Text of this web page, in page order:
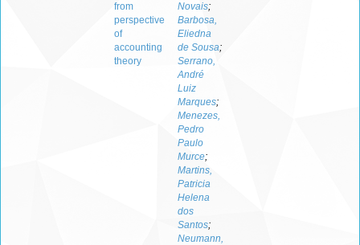
from
perspective
of
accounting
theory
Novais;
Barbosa,
Eliedna
de Sousa;
Serrano,
André
Luiz
Marques;
Menezes,
Pedro
Paulo
Murce;
Martins,
Patricia
Helena
dos
Santos;
Neumann,